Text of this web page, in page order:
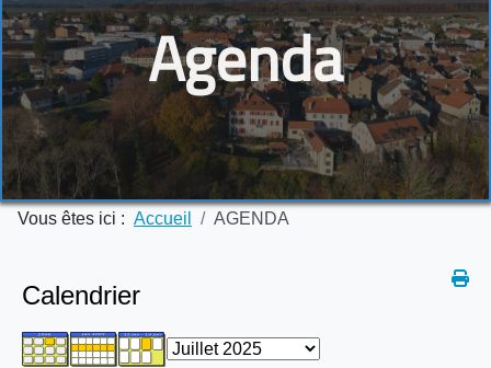
Agenda
Vous êtes ici : Accueil AGENDA
Calendrier